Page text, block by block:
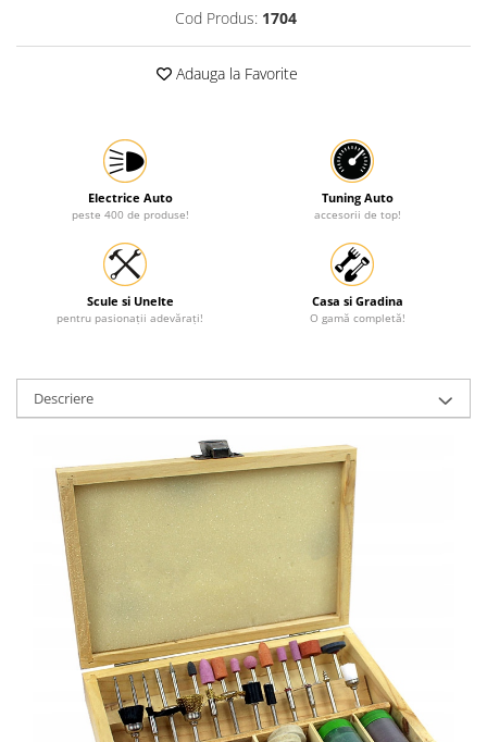
Suport motocicleta
Surubelnite
Utilaje constructie
Cod Produs: 1704
Adauga la Favorite
Electrice Auto
peste 400 de produse!
Tuning Auto
accesorii de top!
Scule si Unelte
pentru pasionații adevărați!
Casa si Gradina
O gamă completă!
Descriere